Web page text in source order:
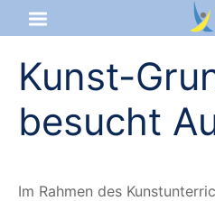
Startseite
Aktuelles
Kunst-
besucht
Im Rah­men des